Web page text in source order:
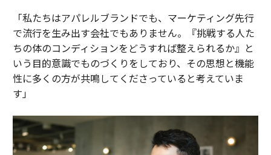
「私たちはアパレルブランドでも、マーケティング先行
で流行を生み出す会社でもありません。『挑戦する人た
ちの体のコンディションをどうすれば整えられるか』と
いう目的意識でものづくりをしており、その思想と機能
性に多くの方が共鳴してくださっていると考えていま
す」